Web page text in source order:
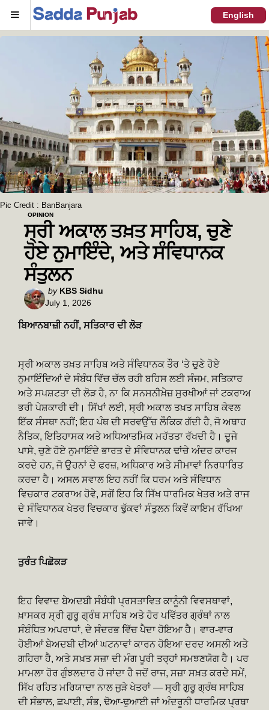
Menu English
Pic Credit : BanBanjara
OPINION
ਸ੍ਰੀ ਅਕਾਲ ਤਖ਼ਤ ਸਾਹਿਬ, ਚੁਣੇ
ਹੋਏ ਨੁਮਾਇੰਦੇ, ਅਤੇ ਸੰਵਿਧਾਨਕ
ਸੰਤੁਲਨ
Posted
by
by KBS Sidhu
July 1, 2026
ਬਿਆਨਬਾਜ਼ੀ ਨਹੀਂ, ਸਤਿਕਾਰ ਦੀ ਲੋੜ
ਸ੍ਰੀ ਅਕਾਲ ਤਖ਼ਤ ਸਾਹਿਬ ਅਤੇ ਸੰਵਿਧਾਨਕ ਤੌਰ ‘ਤੇ ਚੁਣੇ ਹੋਏ
ਨੁਮਾਇੰਦਿਆਂ ਦੇ ਸੰਬੰਧ ਵਿੱਚ ਚੱਲ ਰਹੀ ਬਹਿਸ ਲਈ ਸੰਜਮ, ਸਤਿਕਾਰ
ਅਤੇ ਸਪਸ਼ਟਤਾ ਦੀ ਲੋੜ ਹੈ, ਨਾ ਕਿ ਸਨਸਨੀਖ਼ੇਜ਼ ਸੁਰਖੀਆਂ ਜਾਂ ਟਕਰਾਅ
ਭਰੀ ਪੇਸ਼ਕਾਰੀ ਦੀ। ਸਿੱਖਾਂ ਲਈ, ਸ੍ਰੀ ਅਕਾਲ ਤਖ਼ਤ ਸਾਹਿਬ ਕੇਵਲ
ਇੱਕ ਸੰਸਥਾ ਨਹੀਂ; ਇਹ ਪੰਥ ਦੀ ਸਰਵਉੱਚ ਲੌਕਿਕ ਗੱਦੀ ਹੈ, ਜੋ ਅਥਾਹ
ਨੈਤਿਕ, ਇਤਿਹਾਸਕ ਅਤੇ ਅਧਿਆਤਮਿਕ ਮਹੱਤਤਾ ਰੱਖਦੀ ਹੈ। ਦੂਜੇ
ਪਾਸੇ, ਚੁਣੇ ਹੋਏ ਨੁਮਾਇੰਦੇ ਭਾਰਤ ਦੇ ਸੰਵਿਧਾਨਕ ਢਾਂਚੇ ਅੰਦਰ ਕਾਰਜ
ਕਰਦੇ ਹਨ, ਜੋ ਉਹਨਾਂ ਦੇ ਫਰਜ਼, ਅਧਿਕਾਰ ਅਤੇ ਸੀਮਾਵਾਂ ਨਿਰਧਾਰਿਤ
ਕਰਦਾ ਹੈ। ਅਸਲ ਸਵਾਲ ਇਹ ਨਹੀਂ ਕਿ ਧਰਮ ਅਤੇ ਸੰਵਿਧਾਨ
ਵਿਚਕਾਰ ਟਕਰਾਅ ਹੋਵੇ, ਸਗੋਂ ਇਹ ਕਿ ਸਿੱਖ ਧਾਰਮਿਕ ਖੇਤਰ ਅਤੇ ਰਾਜ
ਦੇ ਸੰਵਿਧਾਨਕ ਖੇਤਰ ਵਿਚਕਾਰ ਢੁੱਕਵਾਂ ਸੰਤੁਲਨ ਕਿਵੇਂ ਕਾਇਮ ਰੱਖਿਆ
ਜਾਵੇ।
ਤੁਰੰਤ ਪਿਛੋਕੜ
ਇਹ ਵਿਵਾਦ ਬੇਅਦਬੀ ਸੰਬੰਧੀ ਪ੍ਰਸਤਾਵਿਤ ਕਾਨੂੰਨੀ ਵਿਵਸਥਾਵਾਂ,
ਖ਼ਾਸਕਰ ਸ੍ਰੀ ਗੁਰੂ ਗ੍ਰੰਥ ਸਾਹਿਬ ਅਤੇ ਹੋਰ ਪਵਿੱਤਰ ਗ੍ਰੰਥਾਂ ਨਾਲ
ਸੰਬੰਧਿਤ ਅਪਰਾਧਾਂ, ਦੇ ਸੰਦਰਭ ਵਿੱਚ ਪੈਦਾ ਹੋਇਆ ਹੈ। ਵਾਰ-ਵਾਰ
ਹੋਈਆਂ ਬੇਅਦਬੀ ਦੀਆਂ ਘਟਨਾਵਾਂ ਕਾਰਨ ਹੋਇਆ ਦਰਦ ਅਸਲੀ ਅਤੇ
ਗਹਿਰਾ ਹੈ, ਅਤੇ ਸਖ਼ਤ ਸਜ਼ਾ ਦੀ ਮੰਗ ਪੂਰੀ ਤਰ੍ਹਾਂ ਸਮਝਣਯੋਗ ਹੈ। ਪਰ
ਮਾਮਲਾ ਹੋਰ ਗੁੰਝਲਦਾਰ ਹੋ ਜਾਂਦਾ ਹੈ ਜਦੋਂ ਰਾਜ, ਸਜ਼ਾ ਸਖ਼ਤ ਕਰਦੇ ਸਮੇਂ,
ਸਿੱਖ ਰਹਿਤ ਮਰਿਯਾਦਾ ਨਾਲ ਜੁੜੇ ਖੇਤਰਾਂ — ਸ੍ਰੀ ਗੁਰੂ ਗ੍ਰੰਥ ਸਾਹਿਬ
ਦੀ ਸੰਭਾਲ, ਛਪਾਈ, ਸੰਭ, ਢੋਆ-ਢੁਆਈ ਜਾਂ ਅੰਦਰੂਨੀ ਧਾਰਮਿਕ ਪ੍ਰਥਾ